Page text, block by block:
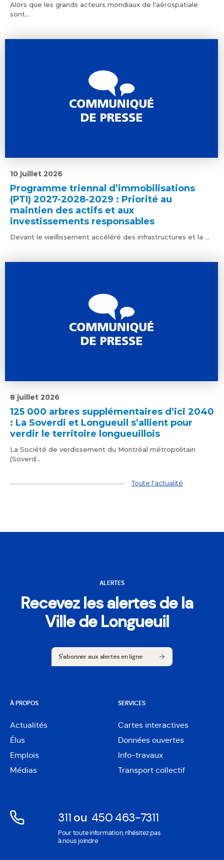
Alors que les grands acteurs mondiaux de l'aérospatiale
sont...
Programme triennal d’immobilisations
(PTI) 2027-2028-2029 : Priorité au
maintien des actifs et aux
investissements responsables
10 juillet 2026
Devant le vieillissement accéléré des infrastructures et la ...
125 000 arbres supplémentaires d’ici 2040
: La Soverdi et Longueuil s’allient pour
verdir le territoire longueuillois
8 juillet 2026
La Société de verdissement du Montréal métropolitain
(Soverd...
Toute l'actualité
ALERTES
Recevez les alertes de la
Ville de Longueuil
S'abonner aux alertes en ligne
À PROPOS
Actualités
Élus
Emplois
Médias
SERVICES
Cartes interactives
Ouvre
dans
une
nouvelle
Données ouvertes
Ouvre
dans
une
Info-travaux
Transport collectif
311Ouvre
dans
une
ou 450 463-7311
Ouvre
dans
Pour toute information, n'hésitez pas
à nous joindre